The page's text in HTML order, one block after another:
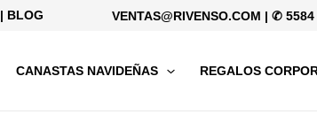
| BLOG VENTAS@RIVENSO.COM | ✆ 5584
CANASTAS NAVIDEÑAS REGALOS